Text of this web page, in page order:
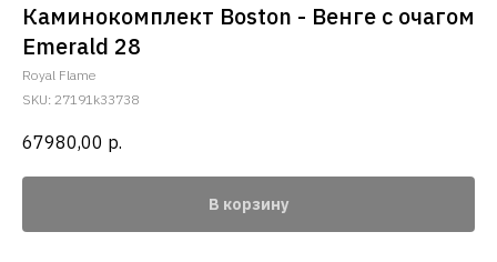
Каминокомплект Boston - Венге с очагом
Emerald 28
Royal Flame
SKU: 27191k33738
67980,00 р.
В корзину